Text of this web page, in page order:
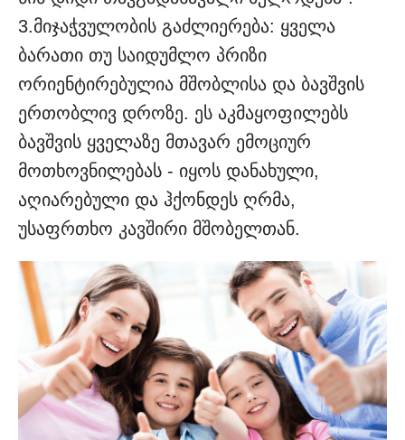
3.მიჯაჭვულობის გაძლიერება: ყველა
ბარათი თუ საიდუმლო პრიზი
ორიენტირებულია მშობლისა და ბავშვის
ერთობლივ დროზე. ეს აკმაყოფილებს
ბავშვის ყველაზე მთავარ ემოციურ
მოთხოვნილებას - იყოს დანახული,
აღიარებული და ჰქონდეს ღრმა,
უსაფრთხო კავშირი მშობელთან.